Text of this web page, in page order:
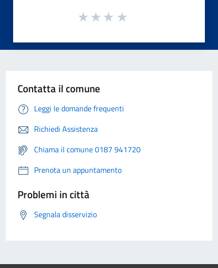
Contatta il comune
Leggi le domande frequenti
Richiedi Assistenza
Chiama il comune 0187 941720
Prenota un appuntamento
Problemi in città
Segnala disservizio